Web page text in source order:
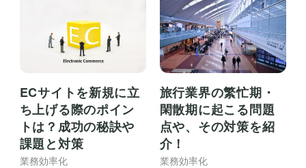
ECサイトを新規に立
ち上げる際のポイン
トは？成功の秘訣や
課題と対策
業務効率化
旅行業界の繁忙期・
閑散期に起こる問題
点や、その対策を紹
介！
業務効率化